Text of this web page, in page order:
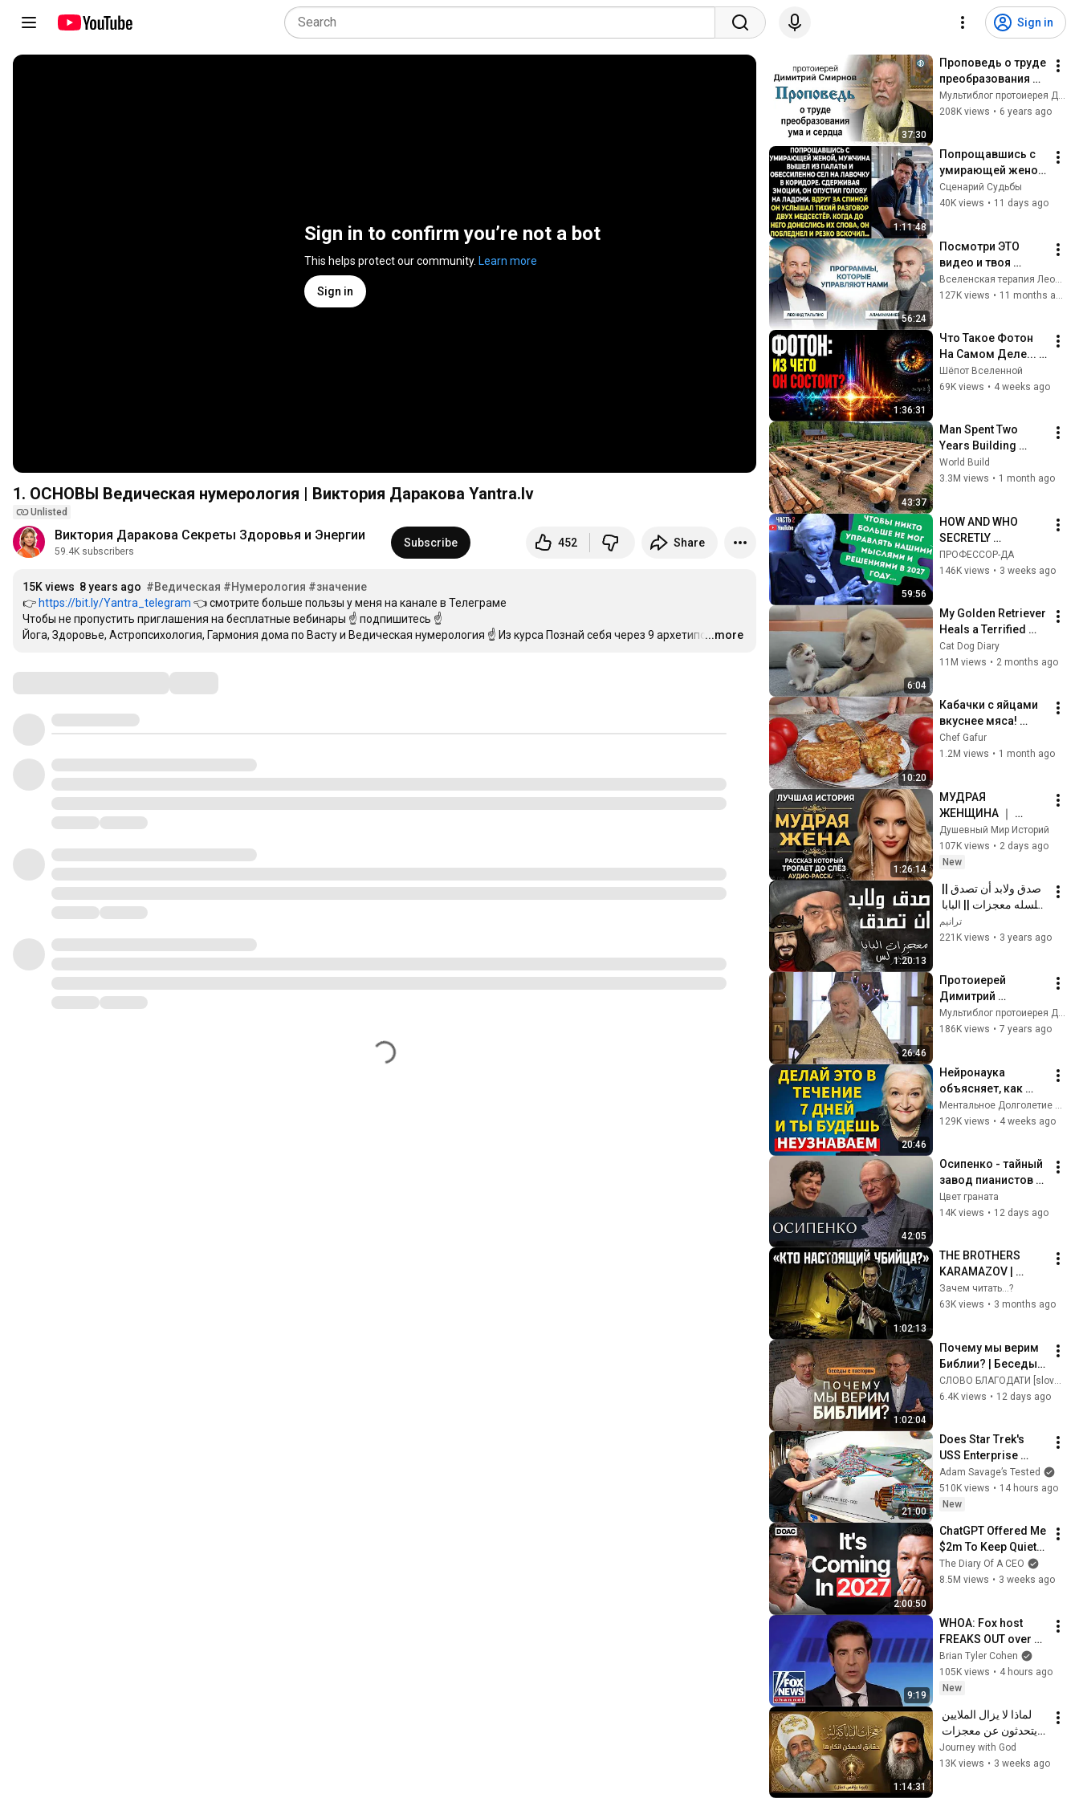
Sign in
Sign in to confirm you’re not a bot
This helps protect our community. Learn more
Sign in
1. ОСНОВЫ Ведическая нумерология | Виктория Даракова Yantra.lv
Unlisted
Виктория Даракова Секреты Здоровья и Энергии
59.4K subscribers
Subscribe 452 Share
15K views 8 years ago #Ведическая #Нумерология #значение
👉 https://bit.ly/Yantra_telegram 👈 смотрите больше пользы у меня на канале в Телеграме
Чтобы не пропустить приглашения на бесплатные вебинары ☝️ подпишитесь ☝️
Йога, Здоровье, Астропсихология, Гармония дома по Васту и Ведическая нумерология ☝️ Из курса Познай себя через 9 архетипов …
...more
37:30
Проповедь о труде
преобразования
ума и сердца
(2020.01.11)
Мультиблог протоиерея Димитрия Смирнова
208K views • 6 years ago
1:11:48
Попрощавшись с
умирающей женой,
мужчина вышел из
палаты и
коридоре...
Сценарий Судьбы
40K views • 11 days ago
56:24
Посмотри ЭТО
видео и твоя
ЖИЗНЬ изменится!
| Как перестроить
Вселенская терапия Леонида Тальписа
127K views •
1:36:31
Что Такое Фотон
На Самом Деле... И
Почему Он Такой
Странный?
Шёпот Вселенной
69K views • 4 weeks ago
43:37
Man Spent Two
Years Building
HUGE Wooden
House for his
@bjornbrenton
World Build
3.3M views • 1 month ago
59:56
HOW AND WHO
SECRETLY
CONTROLS US
..BEING AT PEACE
ПРОФЕССОР-ДА
146K views • 3 weeks ago
6:04
My Golden Retriever
Heals a Terrified
Rescue Kitten in
Just 3 Meetings!
Cat Dog Diary
11M views • 2 months ago
10:20
Кабачки с яйцами
вкуснее мяса!
Мало кто знает
секрет! Бабушка
Chef Gafur
1.2M views • 1 month ago
1:26:14
МУДРАЯ
ЖЕНЩИНА ｜
Рассказ, который
трогает до
глубины души.
история ｜ Аудио
рассказ.
Душевный Мир Историй
107K views • 2 days ago
New
1:20:13
كيرلس السادس|| كامله
2022
ترانيم
221K views • 3 years ago
26:46
Протоиерей
Димитрий
Смирнов.
Проповедь о
цивилизации
Мультиблог протоиерея Димитрия Смирнова
186K views • 7 years ago
20:46
Нейронаука
объясняет, как
стать
неузнаваемым за 1
Ментальное Долголетие and НейроРесет
129K views • 4 weeks ago
42:05
Осипенко - тайный
завод пианистов
мирового уровня в
Ростове
Цвет граната
14K views • 12 days ago
1:02:13
THE BROTHERS
KARAMAZOV |
Dostoevsky —
Summary and
Зачем читать...?
63K views • 3 months ago
1:02:04
Почему мы верим
Библии? | Беседы с
пастором
СЛОВО БЛАГОДАТИ [slovo.org]
6.4K views • 12 days ago
21:00
Does Star Trek's
USS Enterprise
Design Make
Sense?
Adam Savage’s Tested
510K views • 14 hours ago
New
2:00:50
ChatGPT Offered Me
$2m To Keep Quiet:
No One Is Ready For
What's Coming!
The Diary Of A CEO
8.5M views • 3 weeks ago
9:19
WHOA: Fox host
FREAKS OUT over
Texas Senate race
LIVE ON AIR
Brian Tyler Cohen
105K views • 4 hours ago
New
1:14:31
البابا كيرلس السادس؟ |
عظة مؤثرة | أبونا
Journey with God
13K views • 3 weeks ago